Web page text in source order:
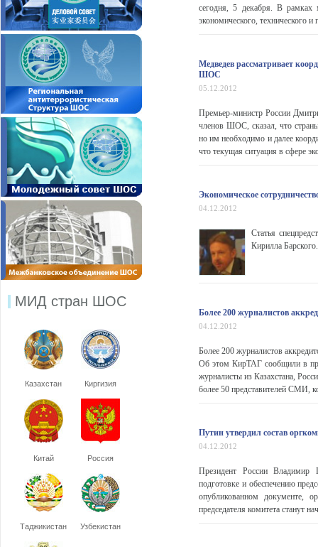
МИД стран ШОС
Казахстан Киргизия
Китай Россия
Таджикистан Узбекистан
сегодня, 5 декабря. В рамках
экономического, технического
Медведев рассматривает
ШОС
05.12.2012
Премьер-министр России
членов ШОС, сказал, что
но им необходимо и далее
что текущая ситуация в сфере
Экономическое
04.12.2012
Статья
Кирилла Барского.
Более 200 журналистов
04.12.2012
Более 200 журналистов
Об этом КирТАГ сообщили в
журналисты из Казахстана,
более 50 представителей СМИ,
Путин утвердил состав
04.12.2012
Президент России Владимир
подготовке и обеспечению
опубликованном документе,
председателя комитета станут